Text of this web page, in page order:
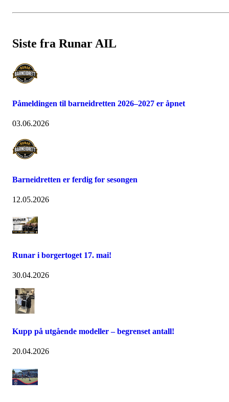
Siste fra Runar AIL
Påmeldingen til barneidretten 2026–2027 er åpnet
03.06.2026
Barneidretten er ferdig for sesongen
12.05.2026
Runar i borgertoget 17. mai!
30.04.2026
Kupp på utgående modeller – begrenset antall!
20.04.2026